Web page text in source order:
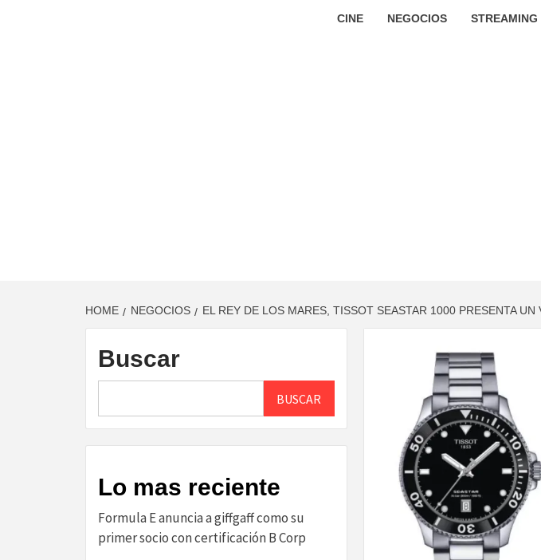
CINE NEGOCIOS STREAMING
HOME NEGOCIOS EL REY DE LOS MARES, TISSOT SEASTAR 1000 PRESENTA
Buscar
BUSCAR
Lo mas reciente
​Formula E anuncia a giffgaff como su
primer socio con certificación B Corp​